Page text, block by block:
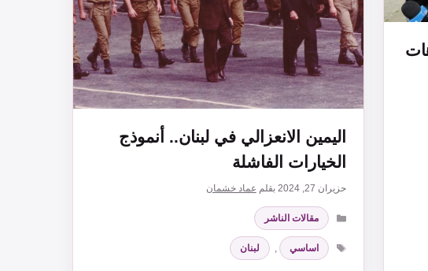
اليمين الانعزالي في لبنان.. أنموذج
الخيارات الفاشلة
حزيران 27, 2024 بقلم عماد خشمان
التصنيفات
مقالات الناشر
الوسوم
اساسي , لبنان